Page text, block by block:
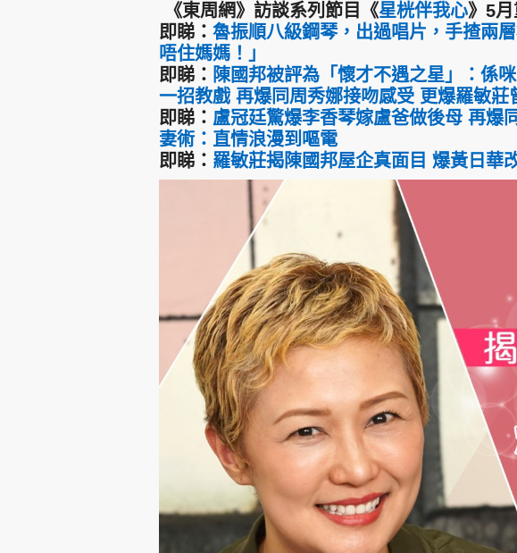
《東周網》訪談系列節目《星桄伴我心》5月
即睇： 魯振順八級鋼琴，出過唱片，手揸兩
唔住媽媽！」
即睇： 陳國邦被評為「懷才不遇之星」：係
一招教戲 再爆同周秀娜接吻感受 更爆羅敏莊
即睇： 盧冠廷驚爆李香琴嫁盧爸做後母 再爆
妻術：直情浪漫到嘔電
即睇： 羅敏莊揭陳國邦屋企真面目 爆黃日華